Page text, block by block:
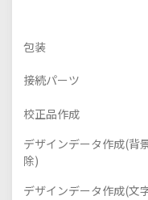
包装
接続パーツ
校正品作成
デザインデータ作成(背
除)
デザインデータ作成(文